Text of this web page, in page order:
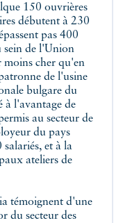
150 ouvrières
débutent à 230
pas 400
sein de l'Union
moins cher qu'en
de l'usine
bulgare du
à l'avantage de
au secteur de
du pays
et à la
ateliers de
témoignent d'une
du secteur des